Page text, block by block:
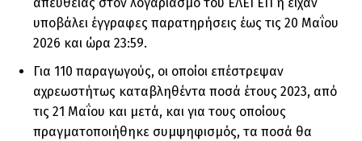
απευθείας στον λογαριασμό του ΕΛΕΓΕΠ ή είχαν
υποβάλει έγγραφες παρατηρήσεις έως τις 20 Μαΐου
2026 και ώρα 23:59.
Για 110 παραγωγούς, οι οποίοι επέστρεψαν
αχρεωστήτως καταβληθέντα ποσά έτους 2023, από
τις 21 Μαΐου και μετά, και για τους οποίους
πραγματοποιήθηκε συμψηφισμός, τα ποσά θα